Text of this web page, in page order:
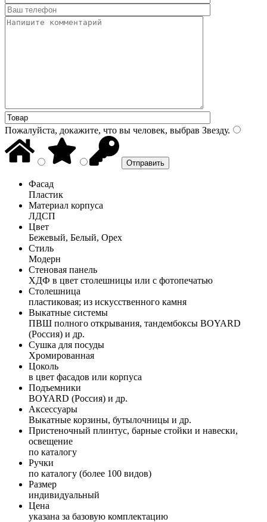
Пожалуйста, докажите, что вы человек, выбрав Звезду.
Фасад
Пластик
Материал корпуса
ЛДСП
Цвет
Бежевый, Белый, Орех
Стиль
Модерн
Стеновая панель
ХДФ в цвет столешницы или с фотопечатью
Столешница
пластиковая; из искусственного камня
Выкатные системы
ПВШ полного открывания, тандембоксы BOYARD
(Россия) и др.
Сушка для посуды
Хромированная
Цоколь
в цвет фасадов или корпуса
Подъемники
BOYARD (Россия) и др.
Аксессуары
Выкатные корзины, бутылочницы и др.
Пристеночный плинтус, барные стойки и навески,
освещение
по каталогу
Ручки
по каталогу (более 100 видов)
Размер
индивидуальный
Цена
указана за базовую комплектацию